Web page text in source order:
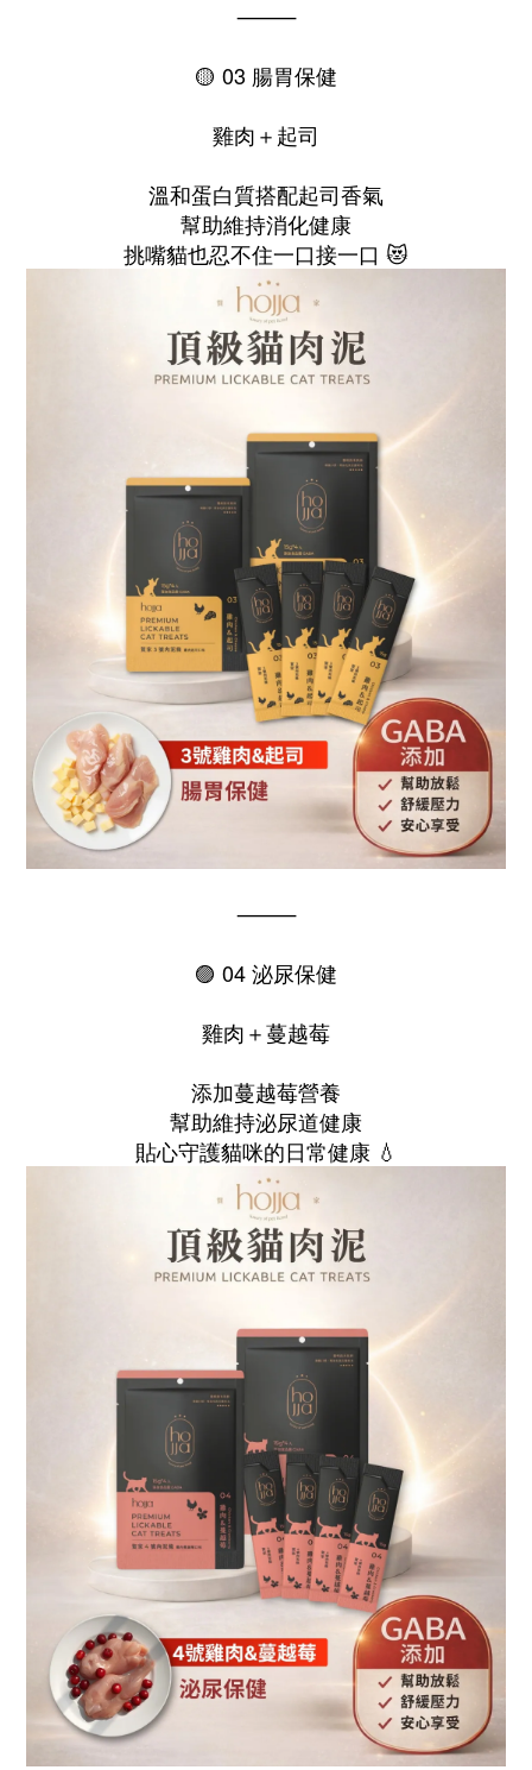
⸻
🟡 03 腸胃保健
雞肉＋起司
溫和蛋白質搭配起司香氣
幫助維持消化健康
挑嘴貓也忍不住一口接一口 😻
⸻
🟣 04 泌尿保健
雞肉＋蔓越莓
添加蔓越莓營養
幫助維持泌尿道健康
貼心守護貓咪的日常健康 💧